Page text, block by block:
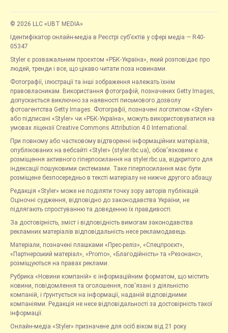
© 2026 LLC «UBT MEDIA»
Ідентифікатор онлайн-медіа в Реєстрі суб’єктів у сфері медіа — R40-
05347
Styler є розважальним проєктом «РБК-Україна», який розповідає про
людей, тренди і все, що цікаво читати поза новинами.
Фотографії, ілюстрації та інші зображення належать їхнім
правовласникам. Використання фотографій, позначених Getty Images,
допускається виключно за наявності письмового дозволу
фотоагентства Getty Images. Фотографії, позначені логотипом «Styler»
або підписані «Styler» чи «РБК-Україна», можуть використовуватися на
умовах ліцензії Creative Commons Attribution 4.0 International.
При повному або частковому відтворенні інформаційних матеріалів,
опублікованих на вебсайті «Styler» (styler.rbc.ua), обов'язковим є
розміщення активного гіперпосилання на styler.rbc.ua, відкритого для
індексації пошуковими системами. Таке гіперпосилання має бути
розміщене безпосередньо в тексті матеріалу не нижче другого абзацу.
Редакція «Styler» може не поділяти точку зору авторів публікацій.
Оціночні судження, відповідно до законодавства України, не
підлягають спростуванню та доведенню їх правдивості.
За достовірність, зміст і відповідність вимогам законодавства
рекламних матеріалів відповідальність несе рекламодавець.
Матеріали, позначені плашками «Прес-реліз», «Спецпроєкт»,
«Партнерський матеріал», «Promo», «Благодійність» та «Резонанс»,
розміщуються на правах реклами.
Рубрика «Новини компаній» є інформаційним форматом, що містить
новини, повідомлення та оголошення, пов'язані з діяльністю
компаній, і ґрунтується на інформації, наданій відповідними
компаніями. Редакція не несе відповідальності за достовірність такої
інформації.
Онлайн-медіа «Styler» призначене для осіб віком від 21 року.